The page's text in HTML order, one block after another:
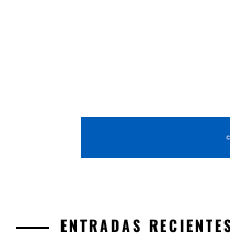
ENTRADAS RECIENTES